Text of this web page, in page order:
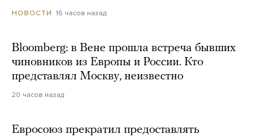
НОВОСТИ 16 часов назад
Bloomberg: в Вене прошла встреча бывших
чиновников из Европы и России. Кто
представлял Москву, неизвестно
20 часов назад
Евросоюз прекратил предоставлять